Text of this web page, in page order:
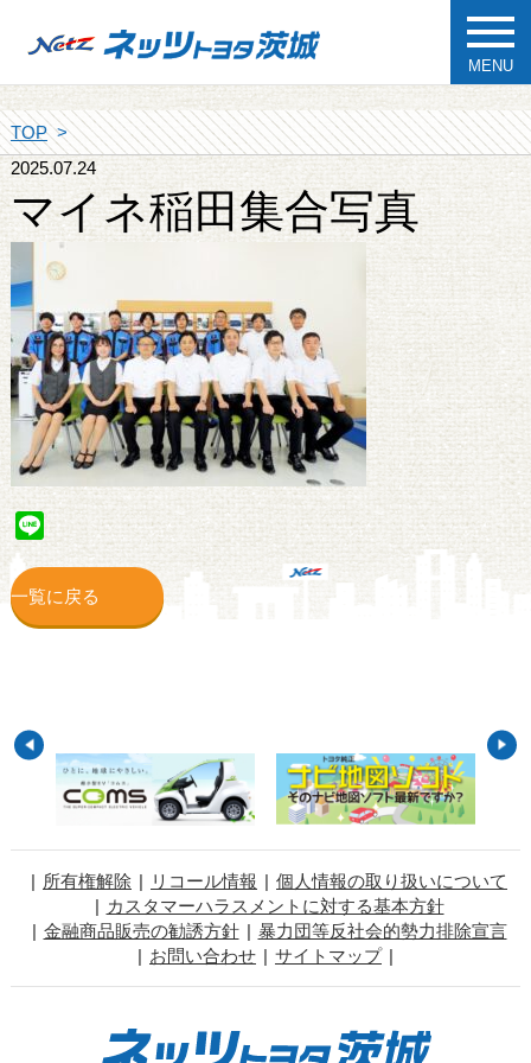
MENU
TOP
2025.07.24
マイネ稲田集合写真
Line
一覧に戻る
所有権解除 リコール情報
個人情報の取り扱いについて
カスタマーハラスメントに対する基本方針
金融商品販売の勧誘方針
暴力団等反社会的勢力排除宣言
お問い合わせ
サイトマップ